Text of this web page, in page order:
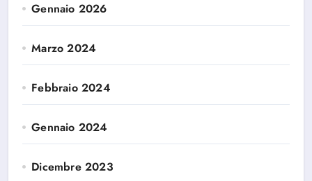
Gennaio 2026
Marzo 2024
Febbraio 2024
Gennaio 2024
Dicembre 2023